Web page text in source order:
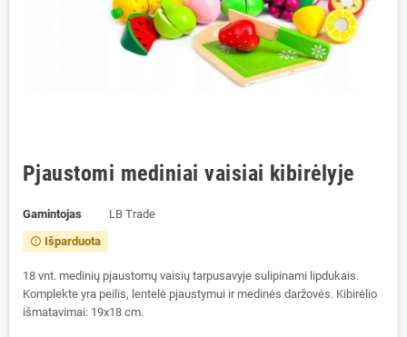
Pjaustomi mediniai vaisiai kibirėlyje
Gamintojas LB Trade
error_outline Išparduota
18 vnt. medinių pjaustomų vaisių tarpusavyje sulipinami lipdukais.
Komplekte yra peilis, lentelė pjaustymui ir medinės daržovės. Kibirėlio
išmatavimai: 19x18 cm.